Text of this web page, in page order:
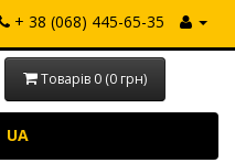
+ 38 (068) 445-65-35
Товарів 0 (0 грн)
UA